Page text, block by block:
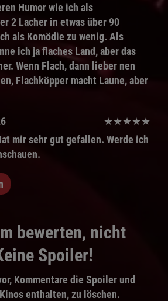
Humor wie ich als
2 Lacher in etwas über 90
als Komödie zu wenig. Als
ich ja flaches Land, aber das
Wenn Flach, dann lieber nen
Flachköpper macht Laune, aber
★★★★★
mir sehr gut gefallen. Werde ich
bewerten, nicht
Spoiler!
Kommentare die Spoiler und
enthalten, zu löschen.